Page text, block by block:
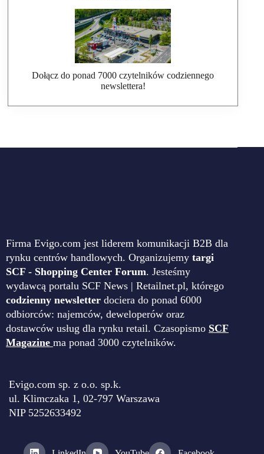
Dołącz do ponad 7000 czytelników codziennego
newslettera!
Firma Evigo.com jest liderem komunikacji B2B dla
rynku centrów handlowych. Organizujemy targi
SCF - Shopping Center Forum. Jesteśmy
wydawcą portalu SCF News | Retailnet.pl, którego
codzienny newsletter dociera do ponad 6000
odbiorców: najemców, deweloperów oraz
dostawców usług dla rynku retail. Czasopismo SCF
Magazine ma ponad 3000 czytelników.
Evigo.com sp. z o.o. sp.k.
ul. Klimczaka 1, 02-797 Warszawa
NIP 5252633492